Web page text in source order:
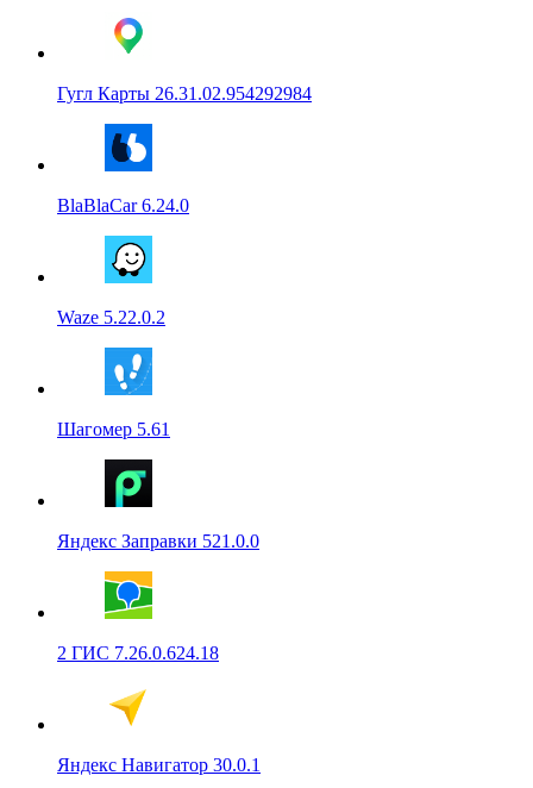
Гугл Карты 26.31.02.954292984
BlaBlaCar 6.24.0
Waze 5.22.0.2
Шагомер 5.61
Яндекс Заправки 521.0.0
2 ГИС 7.26.0.624.18
Яндекс Навигатор 30.0.1